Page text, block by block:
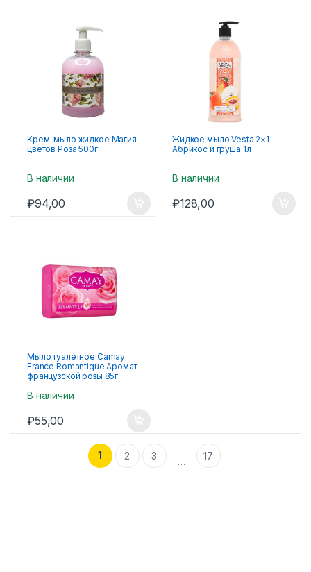
Крем-мыло жидкое Магия
цветов Роза 500г
В наличии
₽94,00
Жидкое мыло Vesta 2×1
Абрикос и груша 1л
В наличии
₽128,00
Мыло туалетное Camay
France Romantique Аромат
французской розы 85г
В наличии
₽55,00
1 2 3 … 17